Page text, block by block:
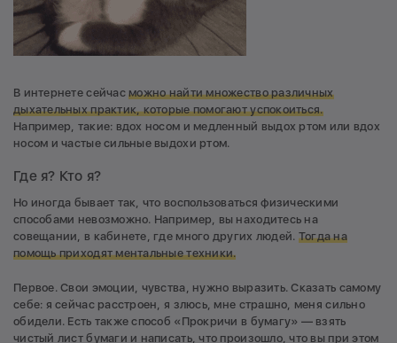
В интернете сейчасможно найти множество различных
дыхательных практик, которые помогают успокоиться.
Например, такие: вдох носом и медленный выдох ртом или вдох
носом и частые сильные выдохи ртом.
Где я? Кто я?
Но иногда бывает так, что воспользоваться физическими
способами невозможно. Например, вы находитесь на
совещании, в кабинете, где много других людей. Тогда на
помощь приходят ментальные техники.
Первое. Свои эмоции, чувства, нужно выразить. Сказать самому
себе: я сейчас расстроен, я злюсь, мне страшно, меня сильно
обидели. Есть также способ «Прокричи в бумагу» — взять
чистый лист бумаги и написать, что произошло, что вы при этом